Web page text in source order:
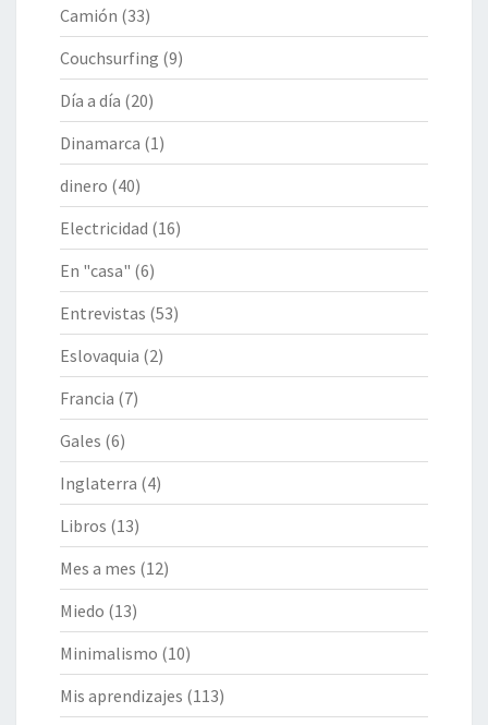
Camión (33)
Couchsurfing (9)
Día a día (20)
Dinamarca (1)
dinero (40)
Electricidad (16)
En "casa" (6)
Entrevistas (53)
Eslovaquia (2)
Francia (7)
Gales (6)
Inglaterra (4)
Libros (13)
Mes a mes (12)
Miedo (13)
Minimalismo (10)
Mis aprendizajes (113)